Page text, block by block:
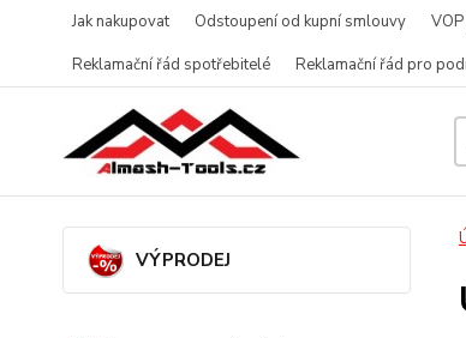
Jak nakupovat Odstoupení od kupní smlouvy
Reklamační řád spotřebitelé
Reklamační řád pro
VÝPRODEJ